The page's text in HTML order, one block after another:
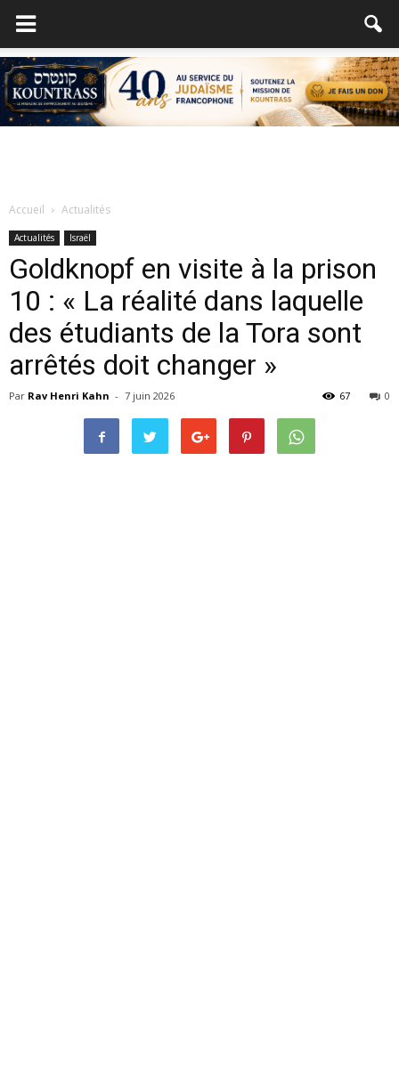
Accueil Actualités
Actualités Israël
Goldknopf en visite à la prison
10 : « La réalité dans laquelle
des étudiants de la Tora sont
arrêtés doit changer »
Par Rav Henri Kahn - 7 juin 2026 0
67